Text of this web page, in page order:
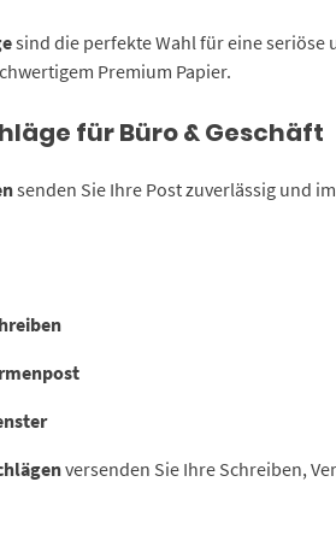
sind die perfekte Wahl für eine
Premium Papier.
für Büro & Geschäft
senden Sie Ihre Post zuverlässig und
versenden Sie Ihre Schreiben,